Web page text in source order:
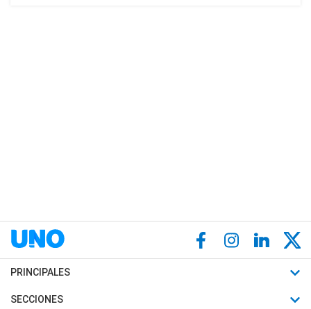
PRINCIPALES
Últimas Noticias
SECCIONES